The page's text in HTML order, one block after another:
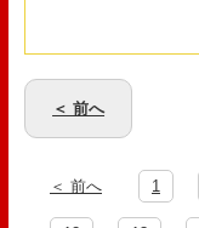
＜ 前へ
＜ 前へ 1